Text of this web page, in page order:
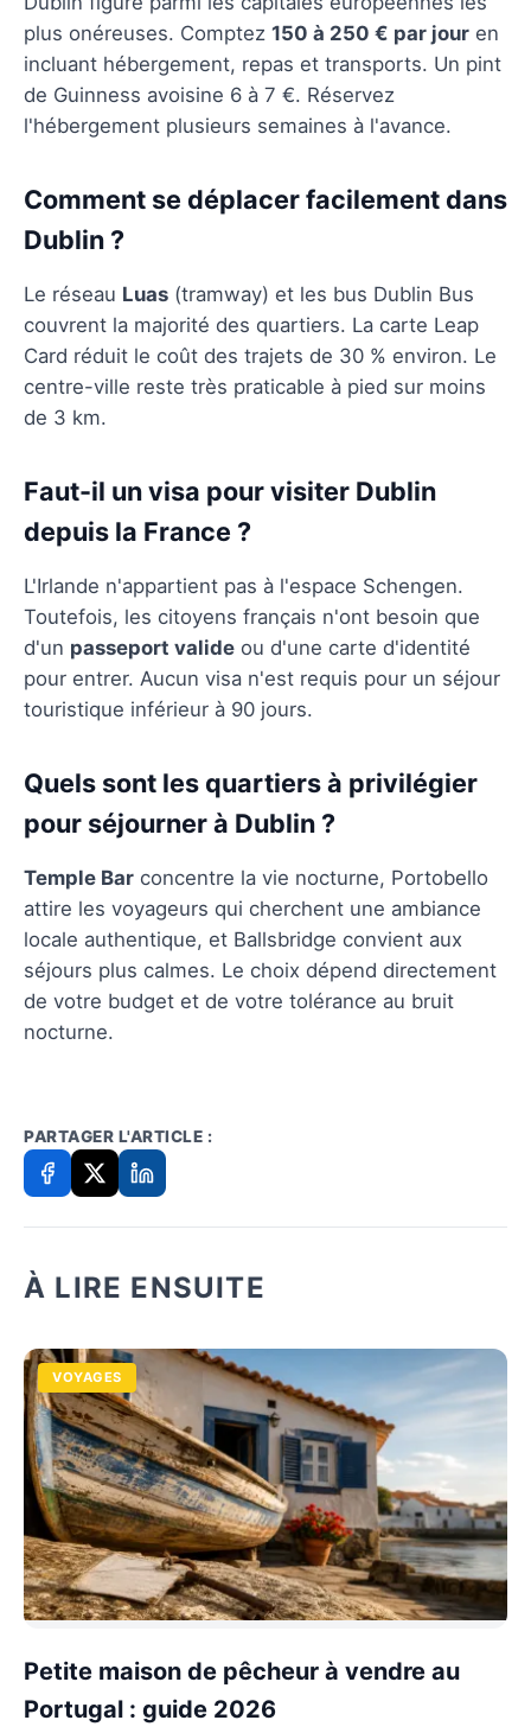
plus onéreuses. Comptez 150 à 250 € par jour en
incluant hébergement, repas et transports. Un pint
de Guinness avoisine 6 à 7 €. Réservez
l'hébergement plusieurs semaines à l'avance.
Comment se déplacer facilement dans
Dublin ?
Le réseau Luas (tramway) et les bus Dublin Bus
couvrent la majorité des quartiers. La carte Leap
Card réduit le coût des trajets de 30 % environ. Le
centre-ville reste très praticable à pied sur moins
de 3 km.
Faut-il un visa pour visiter Dublin
depuis la France ?
L'Irlande n'appartient pas à l'espace Schengen.
Toutefois, les citoyens français n'ont besoin que
d'un passeport valide ou d'une carte d'identité
pour entrer. Aucun visa n'est requis pour un séjour
touristique inférieur à 90 jours.
Quels sont les quartiers à privilégier
pour séjourner à Dublin ?
Temple Bar concentre la vie nocturne, Portobello
attire les voyageurs qui cherchent une ambiance
locale authentique, et Ballsbridge convient aux
séjours plus calmes. Le choix dépend directement
de votre budget et de votre tolérance au bruit
nocturne.
PARTAGER L'ARTICLE :
À LIRE ENSUITE
VOYAGES
Petite maison de pêcheur à vendre au
Portugal : guide 2026